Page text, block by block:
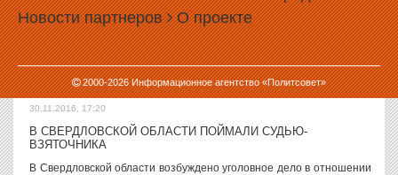
Новости партнеров О проекте
2000-2026Информационное агентство «Политсовет»
позеленел снег. Причина
необычного явления носит
техногенный характер. Сообщения о позеленевшем снеге стали
приходить от жителей Первоуральска...
30.11.2016, 17:20
В СВЕРДЛОВСКОЙ ОБЛАСТИ ПОЙМАЛИ СУДЬЮ-
ВЗЯТОЧНИКА
В Свердловской области возбуждено уголовное дело в отношении